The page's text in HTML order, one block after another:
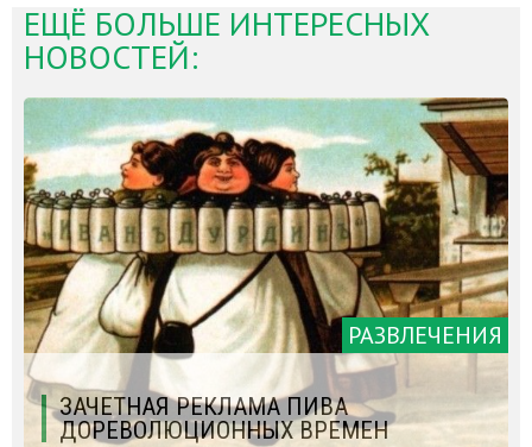
ЕЩЁ БОЛЬШЕ ИНТЕРЕСНЫХ
НОВОСТЕЙ:
РАЗВЛЕЧЕНИЯ
ЗАЧЕТНАЯ РЕКЛАМА ПИВА
ДОРЕВОЛЮЦИОННЫХ ВРЕМЕН